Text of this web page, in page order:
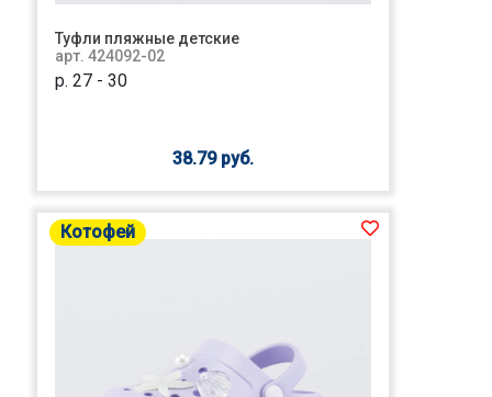
Туфли пляжные детские
арт. 424092-02
р. 27 - 30
38.79 руб.
Котофей